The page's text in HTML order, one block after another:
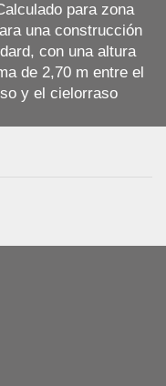
para zona
una construcción
con una altura
de 2,70 m entre el
y el cielorraso